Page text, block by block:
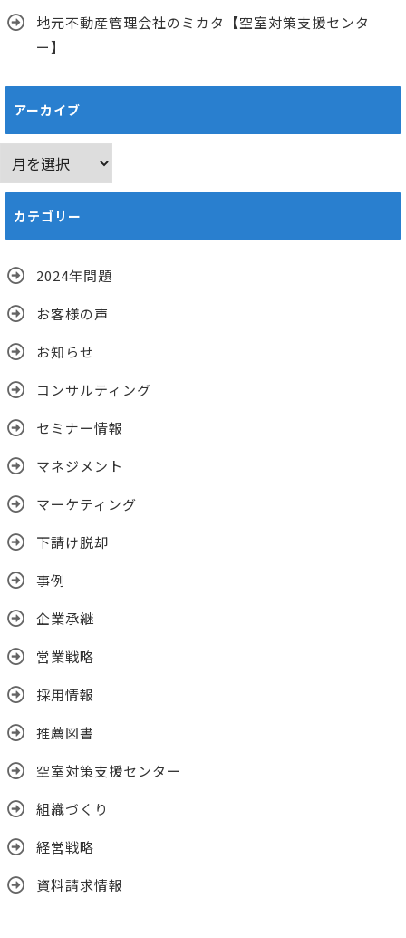
地元不動産管理会社のミカタ【空室対策支援センタ
ー】
アーカイブ
ー
カ
ブ
カテゴリー
2024年問題
お客様の声
お知らせ
コンサルティング
セミナー情報
マネジメント
マーケティング
下請け脱却
事例
企業承継
営業戦略
採用情報
推薦図書
空室対策支援センター
組織づくり
経営戦略
資料請求情報